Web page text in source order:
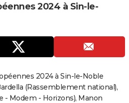
2024 à Sin-le-
2024 à Sin-le-Noble
(Rassemblement national),
- Modem - Horizons), Manon